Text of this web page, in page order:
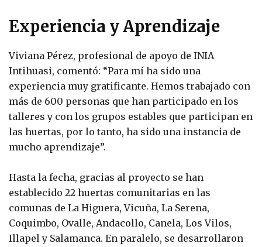
Experiencia y Aprendizaje
Viviana Pérez, profesional de apoyo de INIA
Intihuasi, comentó: “Para mí ha sido una
experiencia muy gratificante. Hemos trabajado con
más de 600 personas que han participado en los
talleres y con los grupos estables que participan en
las huertas, por lo tanto, ha sido una instancia de
mucho aprendizaje”.
Hasta la fecha, gracias al proyecto se han
establecido 22 huertas comunitarias en las
comunas de La Higuera, Vicuña, La Serena,
Coquimbo, Ovalle, Andacollo, Canela, Los Vilos,
Illapel y Salamanca. En paralelo, se desarrollaron